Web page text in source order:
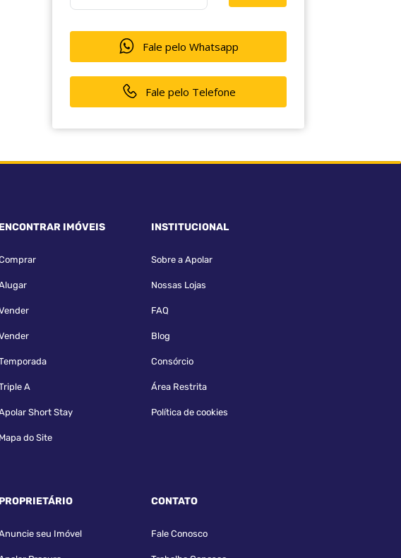
Fale pelo Whatsapp
Fale pelo Telefone
ENCONTRAR IMÓVEIS
A
Short Stay
Mapa do Site
INSTITUCIONAL
Sobre a Apolar
Nossas Lojas
FAQ
Blog
Consórcio
Área Restrita
Política de cookies
PROPRIETÁRIO
seu Imóvel
CONTATO
Fale Conosco